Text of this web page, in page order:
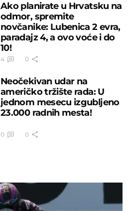
Ako planirate u Hrvatsku na
odmor, spremite
novčanike: Lubenica 2 evra,
paradajz 4, a ovo voće i do
10!
4 0
Neočekivan udar na
američko tržište rada: U
jednom mesecu izgubljeno
23.000 radnih mesta!
0 0